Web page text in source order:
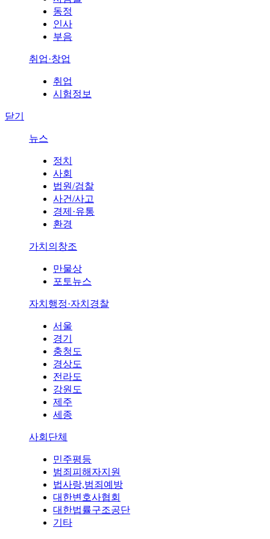
동정
인사
부음
취업·창업
취업
시험정보
닫기
뉴스
정치
사회
법원/검찰
사건/사고
경제·유통
환경
가치의창조
만물상
포토뉴스
자치행정·자치경찰
서울
경기
충청도
경상도
전라도
강원도
제주
세종
사회단체
민주평등
범죄피해자지원
법사랑,범죄예방
대한변호사협회
대한법률구조공단
기타